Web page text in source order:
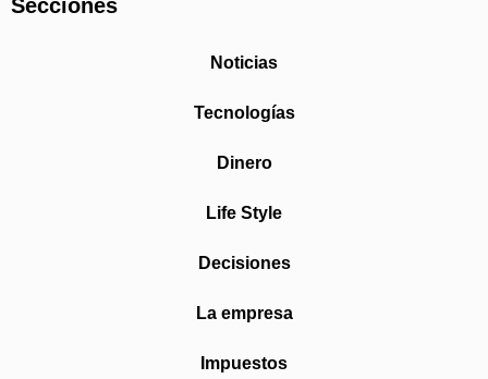
Secciones
Noticias
Tecnologías
Dinero
Life Style
Decisiones
La empresa
Impuestos